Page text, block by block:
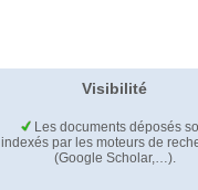
Visibilité
Les documents déposés
indexés par les moteurs de
(Google Scholar,…).